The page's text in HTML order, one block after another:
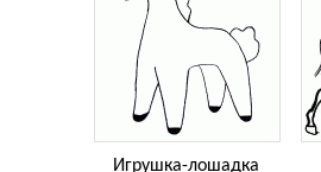
Игрушка-лошадка